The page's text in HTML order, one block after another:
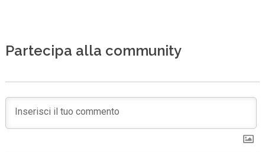
Partecipa alla community